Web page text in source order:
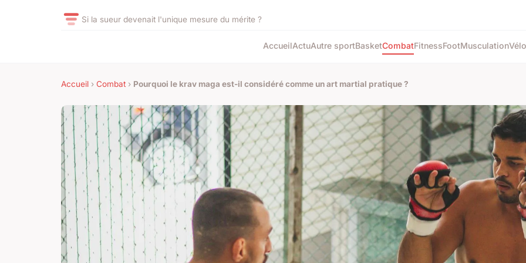
Si la sueur devenait l'unique mesure du mérite ?
AccueilActuAutre sportBasketCombatFitnessFootMusculationVélo
Accueil › Combat › Pourquoi le krav maga est-il considéré comme un art martial pratique ?